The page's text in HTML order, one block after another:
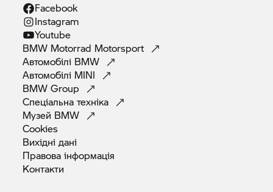
Facebook
Instagram
Youtube
BMW Motorrad Motorsport
Автомобілі BMW
Автомобілі MINI
BMWGroup
Спеціальнатехніка
Музей BMW
Cookies
Вихіднідані
Правоваінформація
Контакти